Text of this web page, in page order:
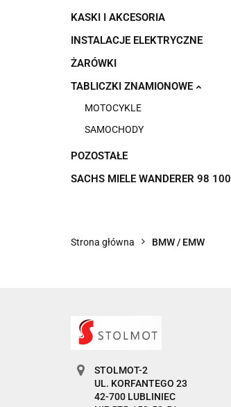
KASKI I AKCESORIA
INSTALACJE ELEKTRYCZNE
ŻARÓWKI
TABLICZKI ZNAMIONOWE
MOTOCYKLE
SAMOCHODY
POZOSTAŁE
SACHS MIELE WANDERER 98 100
Strona główna BMW / EMW
STOLMOT-2
UL. KORFANTEGO 23
42-700 LUBLINIEC